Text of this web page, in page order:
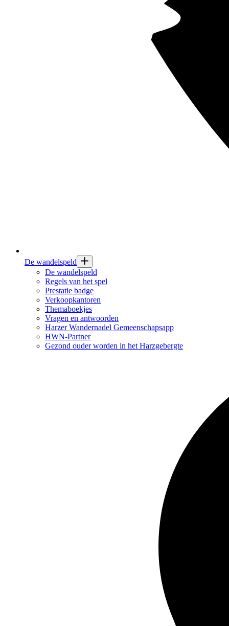
De wandelspeld
De wandelspeld
Regels van het spel
Prestatie badge
Verkoopkantoren
Themaboekjes
Vragen en antwoorden
Harzer Wandernadel Gemeenschapsapp
HWN-Partner
Gezond ouder worden in het Harzgebergte